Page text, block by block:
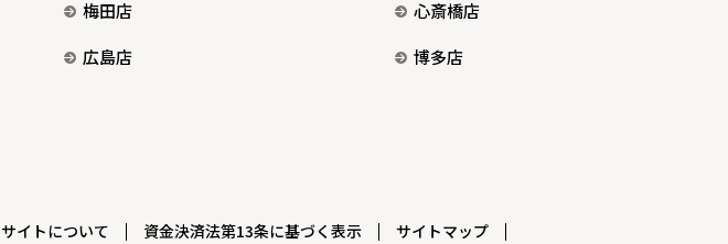
梅田店
心斎橋店
広島店
博多店
サイトについて 資金決済法第13条に基づく表示 サイトマップ